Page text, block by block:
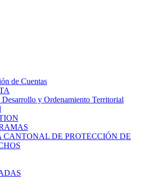
de Cuentas
Desarrollo y Ordenamiento Territorial
CANTONAL DE PROTECCIÓN DE